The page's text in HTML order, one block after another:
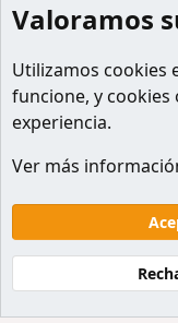
Miembros
Ayuda
Inicio
R
S
S
Community platform by
Valoramos
Utilizamos cookies
funcione, y
experiencia.
Ver más